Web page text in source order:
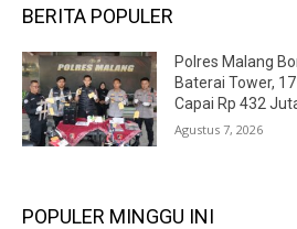
BERITA POPULER
Polres Malang
Baterai Tower,
Capai Rp 432
Agustus 7, 2026
POPULER MINGGU INI